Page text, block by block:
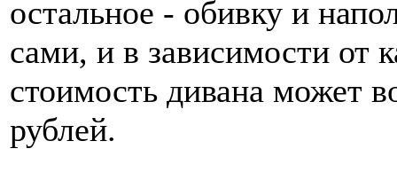
остальное - обивку и
сами, и в зависимости от
стоимость дивана может
рублей.